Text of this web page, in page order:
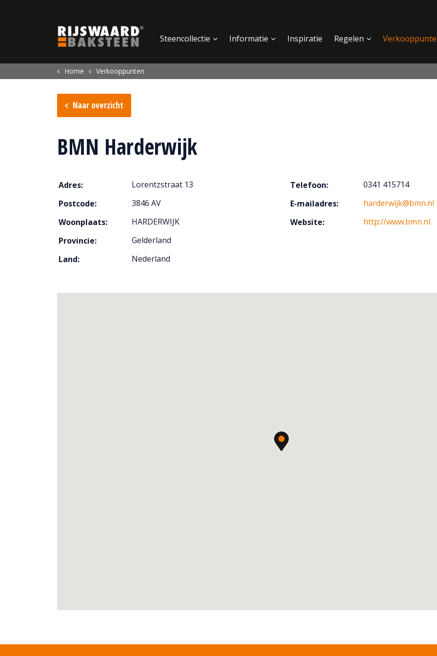
Steencollectie Informatie Inspiratie Regelen
Home Verkooppunten
Naar overzicht
BMN Harderwijk
Adres:
Lorentzstraat 13
Postcode:
3846 AV
Woonplaats:
HARDERWIJK
Provincie:
Gelderland
Land:
Nederland
Telefoon:
0341 415714
E-mailadres:
harderwijk@bmn.nl
Website:
http://www.bmn.nl